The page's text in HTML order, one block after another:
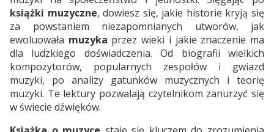
książki muzyczne, dowiesz się, jakie historie kryją się
za powstaniem niezapomnianych utworów, jak
ewoluowała muzyka przez wieki i jakie znaczenie ma
dla ludzkiego doświadczenia. Od biografii wielkich
kompozytorów, popularnych zespołów i gwiazd
muzyki, po analizy gatunków muzycznych i teorię
muzyki. Te lektury pozwalają czytelnikom zanurzyć się
w świecie dźwięków.